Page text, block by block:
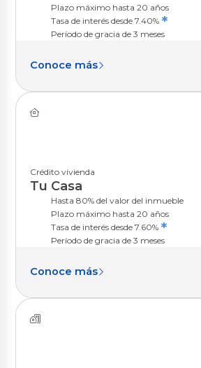
BGR Rentaplazos
Invierte en Línea
Inversión Preferencial
Pago de servicios
Oportuna Visa Debit
Pago Colegios Militares
Pago DeUna
Tarjetas de Crédito
BGR Visa
Plazo máximo hasta 20 años
Tasa de interés desde 7.40% *
Período de gracia de 3 meses
Conoce más
Crédito vivienda
Tu Casa
Hasta 80% del valor del inmueble
Plazo máximo hasta 20 años
Tasa de interés desde 7.60% *
Período de gracia de 3 meses
Conoce más